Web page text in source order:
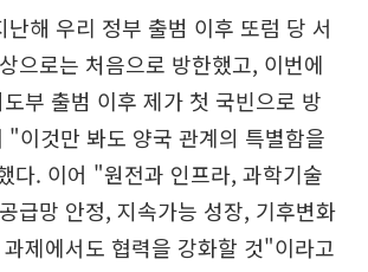
해 우리 정부 출범 이후 또럼 당 서
으로는 처음으로 방한했고, 이번에
부 출범 이후 제가 첫 국빈으로 방
이것만 봐도 양국 관계의 특별함을
다. 이어 "원전과 인프라, 과학기술
급망 안정, 지속가능 성장, 기후변화
제에서도 협력을 강화할 것"이라고